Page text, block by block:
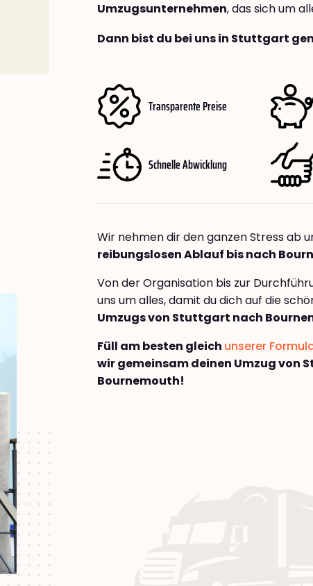
Umzugsunternehmen, das sich um
Dann bist du bei uns in Stuttgart
Transparente Preise
Schnelle Abwicklung
Wir nehmen dir den ganzen Stress ab
reibungslosen Ablauf bis nach
Von der Organisation bis zur
uns um alles, damit du dich auf die
Umzugs von Stuttgart nach
Füll am besten gleich unserer
wir gemeinsam deinen Umzug von
Bournemouth!